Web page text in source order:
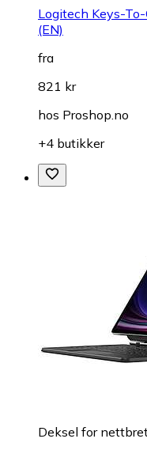
Logitech Keys-
(EN)
fra
821 kr
hos Proshop.no
+4 butikker
Deksel for